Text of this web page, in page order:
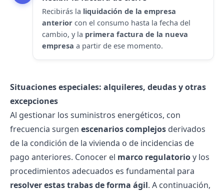
Recibirás la liquidación de la empresa
anterior con el consumo hasta la fecha del
cambio, y la primera factura de la nueva
empresa a partir de ese momento.
Situaciones especiales: alquileres, deudas y otras
excepciones
Al gestionar los suministros energéticos, con
frecuencia surgen escenarios complejos derivados
de la condición de la vivienda o de incidencias de
pago anteriores. Conocer el marco regulatorioy los
procedimientos adecuados es fundamental para
resolver estas trabas de forma ágil. A continuación,